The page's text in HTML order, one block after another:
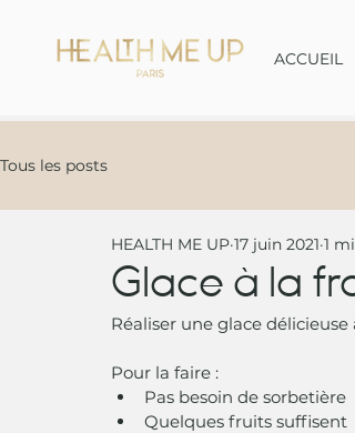
ACCUEIL
Tous les posts
Glace à la
HEALTH ME UP 17 juin 2021 1
Réaliser une glace
Pour la faire :
Pas besoin de sorbetière
Quelques fruits suffisent